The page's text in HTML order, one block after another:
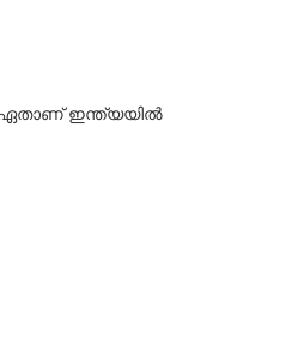
ഏതാണ്‌ ഇന്ത്യയില്‍